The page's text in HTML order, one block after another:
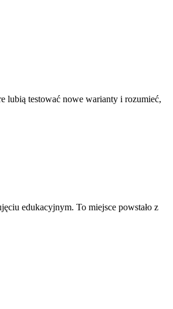
lubią testować nowe warianty i rozumieć,
edukacyjnym. To miejsce powstało z